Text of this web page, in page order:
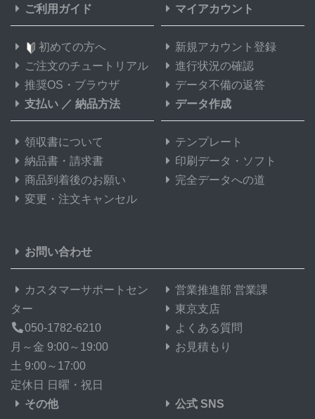
ご利用ガイド
初めての方へ
ご注文のチュートリアル
推奨OS・ブラウザ
マイアカウント
新規アカウント登録
進行状況の確認
データ不備の返答
支払い ／ 納品方法
領収書について
納品書・請求書
商品到着後のお願い
変更・注文キャンセル
データ作成
テンプレート
印刷データ・ソフト
完全データへの道
お問い合わせ
カスタマーサポートセン
ター
050-1782-6210
月～金 9:00～19:00
土 9:00～17:00
定休日 日曜・祝日
営業推進部 営業課
東京支店
よくある質問
お見積もり
その他 公式 SNS